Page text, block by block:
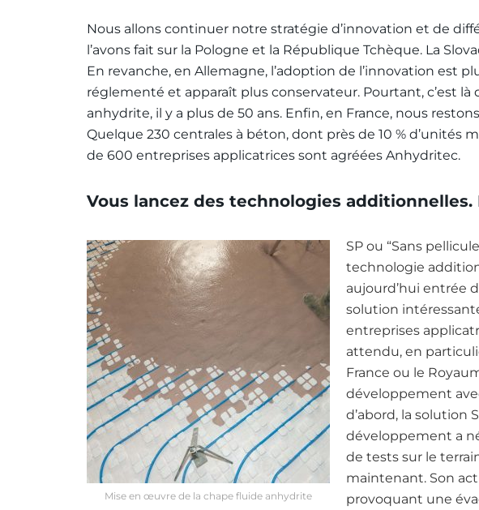
Nous allons continuer notre stratégie d’innovation et de
l’avons fait sur la Pologne et la République Tchèque. La
En revanche, en Allemagne, l’adoption de l’innovation est
réglementé et apparaît plus conservateur. Pourtant, c’est
anhydrite, il y a plus de 50 ans. Enfin, en France, nous
Quelque 230 centrales à béton, dont près de 10 % d’unités
de 600 entreprises applicatrices sont agréées Anhydritec.
Vous lancez des technologies
Mise en œuvre de la chape fluide anhydrite
SP ou “Sans
technologie
aujourd’hui entrée
solution
entreprises
attendu, en
France ou le
développement
d’abord, la solution
développement a
de tests sur le
maintenant. Son
provoquant une